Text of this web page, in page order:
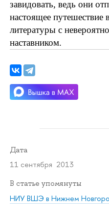
завидовать, ведь они
настоящее путешествие
литературы с
наставником.
Дата
11 сентября 2013
В статье упомянуты
НИУ ВШЭ в Нижнем